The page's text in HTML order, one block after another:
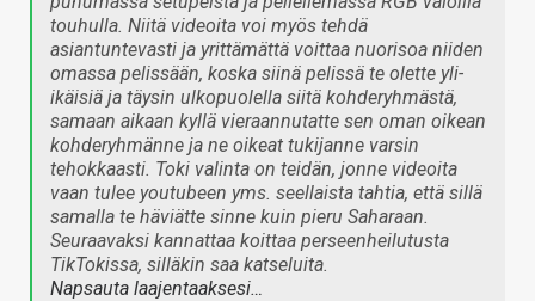
touhulla. Niitä videoita voi myös tehdä
asiantuntevasti ja yrittämättä voittaa nuorisoa niiden
omassa pelissään, koska siinä pelissä te olette yli-
ikäisiä ja täysin ulkopuolella siitä kohderyhmästä,
samaan aikaan kyllä vieraannutatte sen oman oikean
kohderyhmänne ja ne oikeat tukijanne varsin
tehokkaasti. Toki valinta on teidän, jonne videoita
vaan tulee youtubeen yms. seellaista tahtia, että sillä
samalla te häviätte sinne kuin pieru Saharaan.
Seuraavaksi kannattaa koittaa perseenheilutusta
TikTokissa, silläkin saa katseluita.
Napsauta laajentaaksesi…